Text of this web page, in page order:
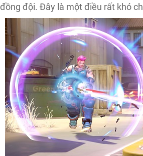
đồng đội. Đây là một điều rất khó